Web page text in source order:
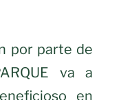
por parte de
va a
en